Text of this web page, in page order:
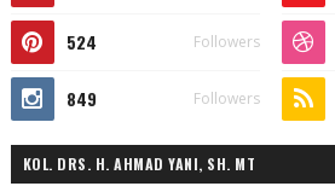
524 Followers
849 Followers
KOL. DRS. H. AHMAD YANI, SH. MT